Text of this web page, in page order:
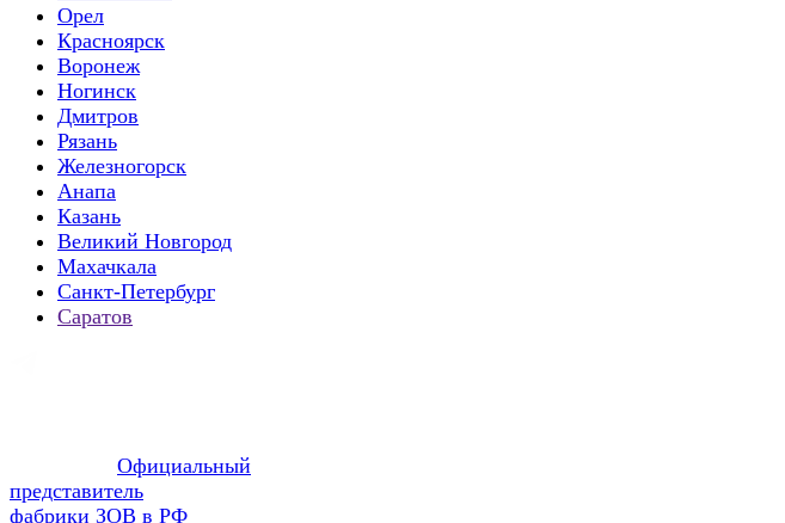
Орел
Красноярск
Воронеж
Ногинск
Дмитров
Рязань
Железногорск
Анапа
Казань
Великий Новгород
Махачкала
Санкт-Петербург
Саратов
Официальный
представитель
фабрики ЗОВ в РФ